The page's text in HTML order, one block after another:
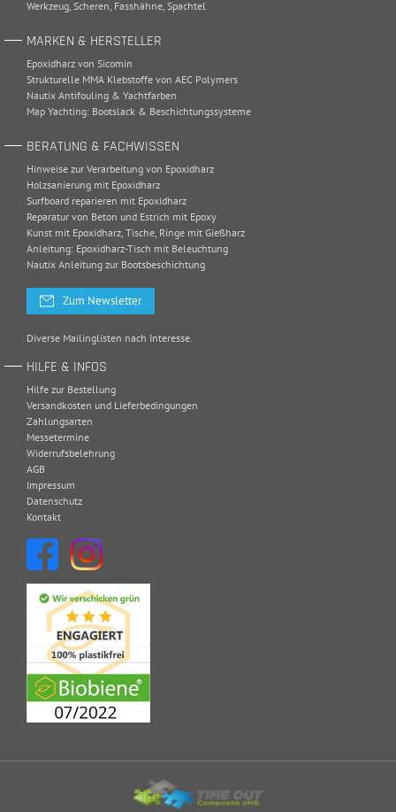
Werkzeug, Scheren, Fasshähne, Spachtel
MARKEN & HERSTELLER
Epoxidharz von Sicomin
Strukturelle MMA Klebstoffe von AEC Polymers
Nautix Antifouling & Yachtfarben
Map Yachting: Bootslack & Beschichtungssysteme
BERATUNG & FACHWISSEN
Hinweise zur Verarbeitung von Epoxidharz
Holzsanierung mit Epoxidharz
Surfboard reparieren mit Epoxidharz
Reparatur von Beton und Estrich mit Epoxy
Kunst mit Epoxidharz, Tische, Ringe mit Gießharz
Anleitung: Epoxidharz-Tisch mit Beleuchtung
Nautix Anleitung zur Bootsbeschichtung
Zum Newsletter
Diverse Mailinglisten nach Interesse.
HILFE & INFOS
Hilfe zur Bestellung
Versandkosten und Lieferbedingungen
Zahlungsarten
Messetermine
Widerrufsbelehrung
AGB
Impressum
Datenschutz
Kontakt